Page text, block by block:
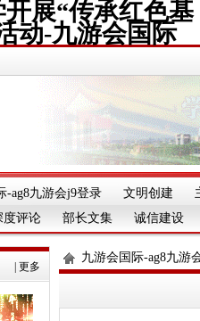
展“传承红色基
动-九游会国际
-ag8九游会j9登录 文明创建
度评论 部长文集 诚信建设
更多
九游会国际-ag8九游